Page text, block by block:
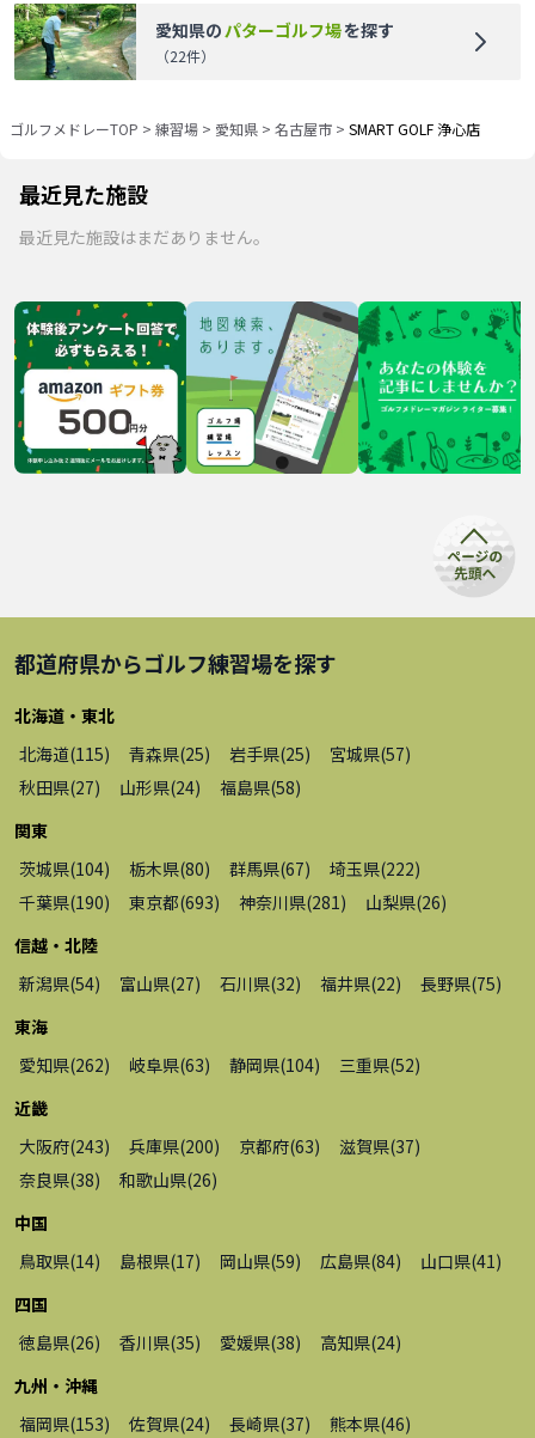
愛知県の パターゴルフ場を探す
（22件）
ゴルフメドレーTOP > 練習場 > 愛知県 > 名古屋市 > SMART GOLF 浄心店
最近見た施設
最近見た施設はまだありません。
都道府県からゴルフ練習場を探す
北海道・東北
北海道(115) 青森県(25) 岩手県(25) 宮城県(57)
秋田県(27) 山形県(24) 福島県(58)
関東
茨城県(104) 栃木県(80) 群馬県(67) 埼玉県(222)
千葉県(190) 東京都(693) 神奈川県(281 ) 山梨県(26)
信越・北陸
新潟県(54) 富山県(27) 石川県(32) 福井県(22) 長野県(75)
東海
愛知県(262) 岐阜県(63) 静岡県(104) 三重県(52)
近畿
大阪府(243) 兵庫県(200) 京都府(63) 滋賀県(37)
奈良県(38) 和歌山県(26)
中国
鳥取県(14) 島根県(17) 岡山県(59) 広島県(84) 山口県(41 )
四国
徳島県(26) 香川県(35) 愛媛県(38) 高知県(24)
九州・沖縄
福岡県(153) 佐賀県(24) 長崎県(37) 熊本県(46)